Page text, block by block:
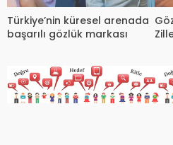
Türkiye’nin küresel arenada
başarılı gözlük markası